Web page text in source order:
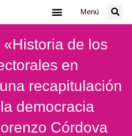
Menú
de los
en
recapitulación
democracia
Córdova